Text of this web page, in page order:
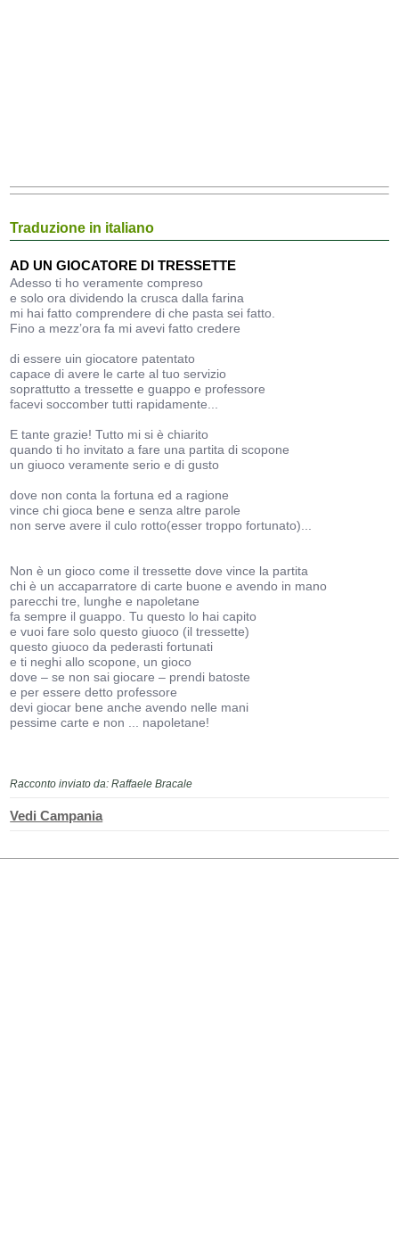
Traduzione in italiano
AD UN GIOCATORE DI TRESSETTE
Adesso ti ho veramente compreso
e solo ora dividendo la crusca dalla farina
mi hai fatto comprendere di che pasta sei fatto.
Fino a mezz’ora fa mi avevi fatto credere
di essere uin giocatore patentato
capace di avere le carte al tuo servizio
soprattutto a tressette e guappo e professore
facevi soccomber tutti rapidamente...
E tante grazie! Tutto mi si è chiarito
quando ti ho invitato a fare una partita di scopone
un giuoco veramente serio e di gusto
dove non conta la fortuna ed a ragione
vince chi gioca bene e senza altre parole
non serve avere il culo rotto(esser troppo fortunato)...
Non è un gioco come il tressette dove vince la partita
chi è un accaparratore di carte buone e avendo in mano
parecchi tre, lunghe e napoletane
fa sempre il guappo. Tu questo lo hai capito
e vuoi fare solo questo giuoco (il tressette)
questo giuoco da pederasti fortunati
e ti neghi allo scopone, un gioco
dove – se non sai giocare – prendi batoste
e per essere detto professore
devi giocar bene anche avendo nelle mani
pessime carte e non ... napoletane!
Racconto inviato da: Raffaele Bracale
Vedi Campania